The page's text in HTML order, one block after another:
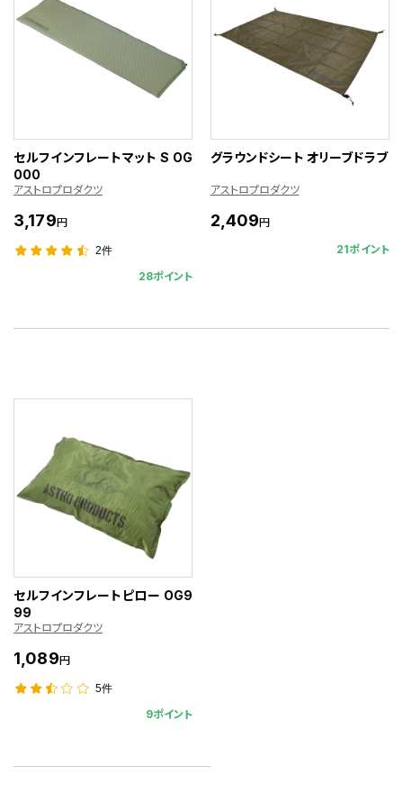
セルフインフレートマット S OG
000
アストロプロダクツ
3,179円
2件
28ポイント
グラウンドシート オリーブドラブ
アストロプロダクツ
2,409円
21ポイント
セルフインフレートピロー OG9
99
アストロプロダクツ
1,089円
5件
9ポイント